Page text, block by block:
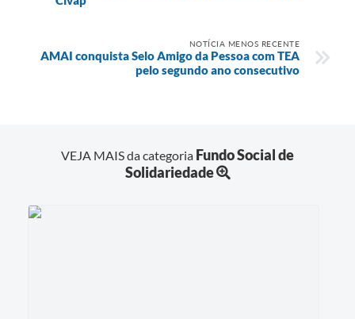
NOTÍCIA MENOS RECENTE
AMAI conquista Selo Amigo da Pessoa com TEA
pelo segundo ano consecutivo
VEJA MAIS da categoria Fundo Social de
Solidariedade